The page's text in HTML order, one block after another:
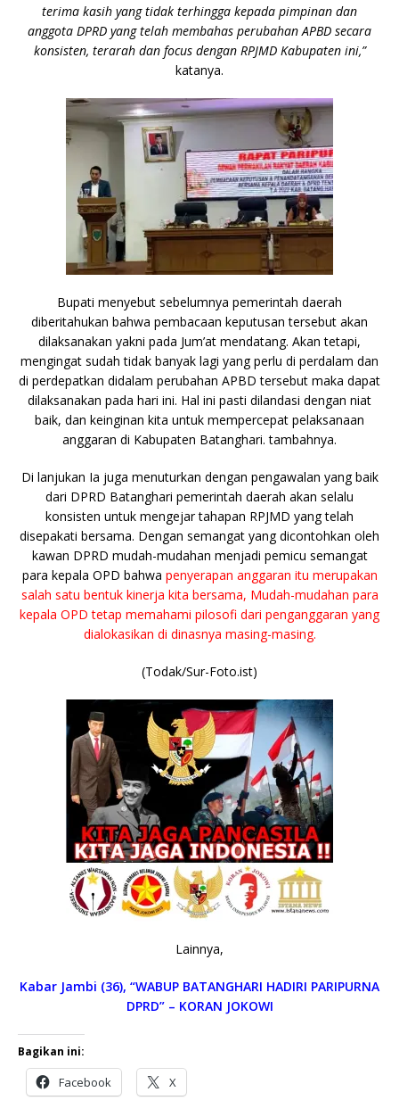
terima kasih yang tidak terhingga kepada pimpinan dan
anggota DPRD yang telah membahas perubahan APBD secara
konsisten, terarah dan focus dengan RPJMD Kabupaten ini,”
katanya.
Bupati menyebut sebelumnya pemerintah daerah
diberitahukan bahwa pembacaan keputusan tersebut akan
dilaksanakan yakni pada Jum’at mendatang. Akan tetapi,
mengingat sudah tidak banyak lagi yang perlu di perdalam dan
di perdepatkan didalam perubahan APBD tersebut maka dapat
dilaksanakan pada hari ini. Hal ini pasti dilandasi dengan niat
baik, dan keinginan kita untuk mempercepat pelaksanaan
anggaran di Kabupaten Batanghari. tambahnya.
Di lanjukan Ia juga menuturkan dengan pengawalan yang baik
dari DPRD Batanghari pemerintah daerah akan selalu
konsisten untuk mengejar tahapan RPJMD yang telah
disepakati bersama. Dengan semangat yang dicontohkan oleh
kawan DPRD mudah-mudahan menjadi pemicu semangat
para kepala OPD bahwa penyerapan anggaran itu merupakan
salah satu bentuk kinerja kita bersama, Mudah-mudahan para
kepala OPD tetap memahami pilosofi dari penganggaran yang
dialokasikan di dinasnya masing-masing.
(Todak/Sur-Foto.ist)
Lainnya,
Kabar Jambi (36), “WABUP BATANGHARI HADIRI PARIPURNA
DPRD” – KORAN JOKOWI
Bagikan ini:
Facebook X